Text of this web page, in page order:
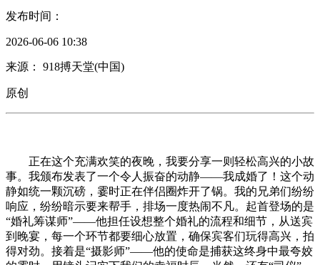
发布时间：
2026-06-06 10:38
来源： 918搏天堂(中国)
原创
正在这个充满欢笑的夜晚，我要分享一则轻松高兴的小故
事。我颁布发表了一个令人振奋的动静——我成婚了！这个动
静如统一颗沉磅，霎时正在伴侣圈炸开了锅。我的兄弟们纷纷
响应，纷纷暗示要来帮手，排场一度热闹不凡。起首登场的是
“婚礼筹谋师”——他担任设想整个婚礼的流程和细节，从送宾
到晚宴，每一个环节都要细心放置，确保宾客们玩得高兴，拍
得对劲。接着是“摄影师”——他的使命是捕获这终身中最夸姣